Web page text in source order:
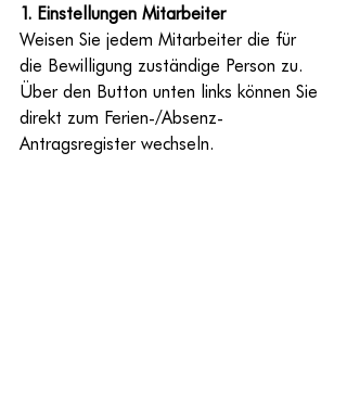
1. Einstellungen Mitarbeiter
Weisen Sie jedem Mitarbeiter die für
die Bewilligung zuständige Person zu.
Über den Button unten links können Sie
direkt zum Ferien-/Absenz-
Antragsregister wechseln.